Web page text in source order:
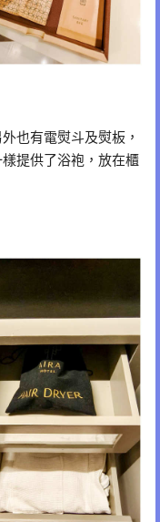
也有電熨斗及熨板，
提供了浴袍，放在櫃